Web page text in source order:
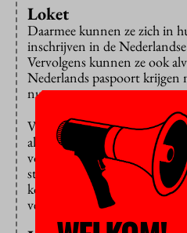
Loket
Daarmee kunnen ze zich in
inschrijven in de
Vervolgens kunnen ze ook
Nederlands paspoort krijgen
nummer.
Voorheen konden ze hun
alleen bij een loket in
voor vertraging bij de
studiefinanciering en
konden ze geen bankrekening
verzekeringen afsluiten.